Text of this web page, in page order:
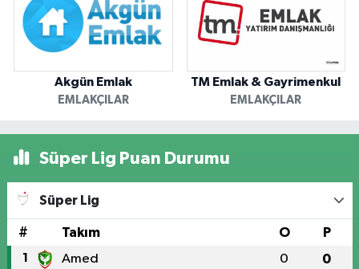
Akgün Emlak
EMLAKÇILAR
TM Emlak & Gayrimenkul
EMLAKÇILAR
Süper Lig Puan Durumu
Süper Lig
# Takım O P
1 Amed 0 0